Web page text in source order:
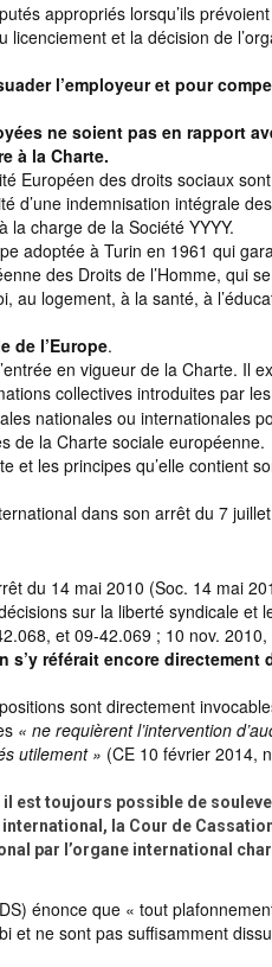
appropriés lorsqu’ils
et la décision de
l’employeur et pour
ne soient pas en rapport
à la Charte.
Européen des droits sociaux
d’une indemnisation intégrale
charge de la Société YYYY.
adoptée à Turin en 1961 qui
des Droits de l’Homme, qui
au logement, à la santé, à
de l’Europe.
en vigueur de la Charte. Il
collectives introduites par
nationales ou internationales
de la Charte sociale européenne.
les principes qu’elle contient
dans son arrêt du 7
du 14 mai 2010 (Soc. 14 mai
sur la liberté syndicale et
et 09-42.069 ; 10 nov.
s’y référait encore directement
sont directement
« ne requièrent l’intervention
utilement » (CE 10 février 2014,
il est toujours possible de
la Cour de
par l’organe international
énonce que « tout
ne sont pas suffisamment